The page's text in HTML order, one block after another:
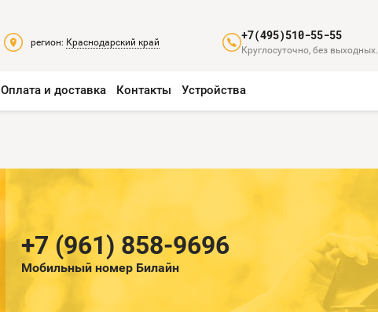
регион: Краснодарский край +7(495)510-55-55
Круглосуточно, без выходных.
Оплата и доставка Контакты Устройства
+7 (961) 858-9696
Мобильный номер Билайн